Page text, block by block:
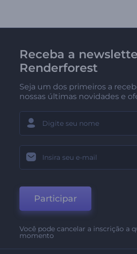
Receba a
Renderforest
Seja um dos primeiros a
nossas últimas novidades e
Participar
Você pode cancelar a inscrição a
momento